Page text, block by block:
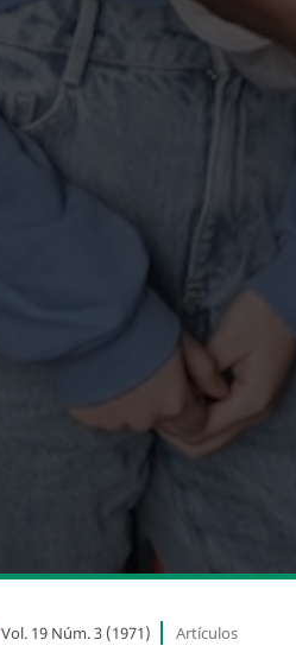
Vol. 19 Núm. 3 (1971) Artículos